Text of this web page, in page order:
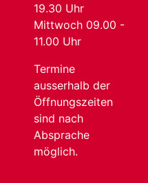
19.30 Uhr
Mittwoch 09.00 -
11.00 Uhr
Termine
ausserhalb der
Öffnungszeiten
sind nach
Absprache
möglich.